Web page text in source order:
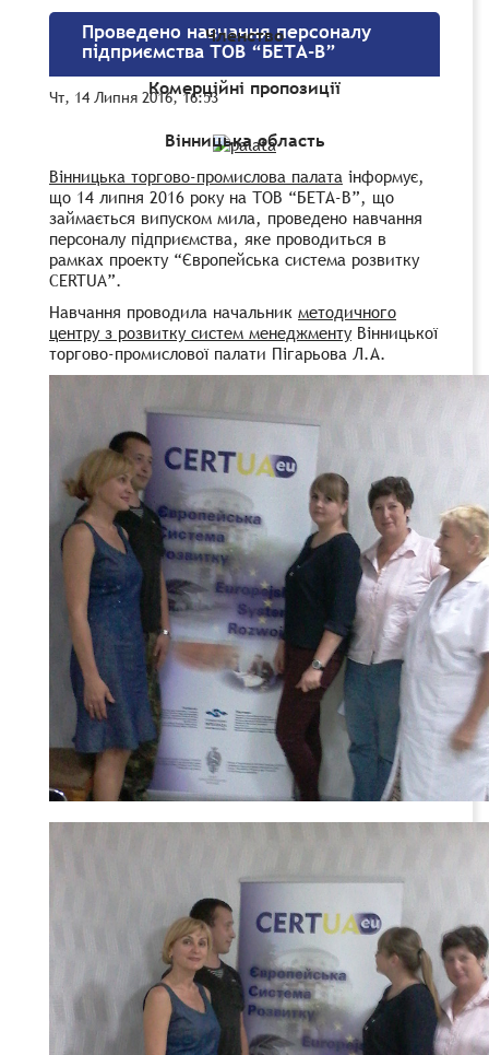
Членство
Комерційні пропозиції
Вінницька область
Проведено навчання персоналу
підприємства ТОВ “БЕТА-В”
Чт, 14 Липня 2016, 16:53
Вінницька торгово-промислова палата інформує,
що 14 липня 2016 року на ТОВ “БЕТА-В”, що
займається випуском мила, проведено навчання
персоналу підприємства, яке проводиться в
рамках проекту “Європейська система розвитку
CERTUA”.
Навчання проводила начальник методичного
центру з розвитку систем менеджментуВінницької
торгово-промислової палати Пігарьова Л.А.